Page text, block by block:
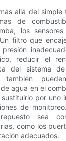
allá del simple
de
los
filtro que
reducir el
del sistema
también
agua en el
por uno
de
sea
como los
adecuados.